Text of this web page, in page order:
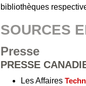
bibliothèques
SOURCES
Presse
PRESSE
Les Affaires